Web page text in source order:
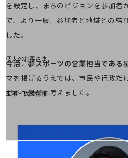
料金分析(ご利用料金管理サービス)
個人のお客さま
NTTドコモ
OCNなど
工事・故障情報
を設定し、まちのビジョンを参加者
で、より一層、参加者と地域との結
した。
今治．夢スポーツの営業担当である
マを掲げるうえでは、市民や行政だ
が不可欠だと考えました。